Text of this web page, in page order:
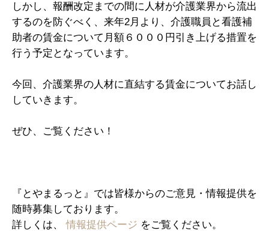
しかし、報酬改定までの間に人材が介護業界から流出
するのを防ぐべく、来年2月より、介護職員と看護補
助者の賃金について月額６０００円引き上げる措置を
行う予定となっています。
今回、介護業界の人材に直結する賃金についてお話し
していきます。
ぜひ、ご覧ください！
『とやまるっと』では皆様からのご意見・情報提供を
随時募集しております。
詳しくは、情報提供ページ をご覧ください。